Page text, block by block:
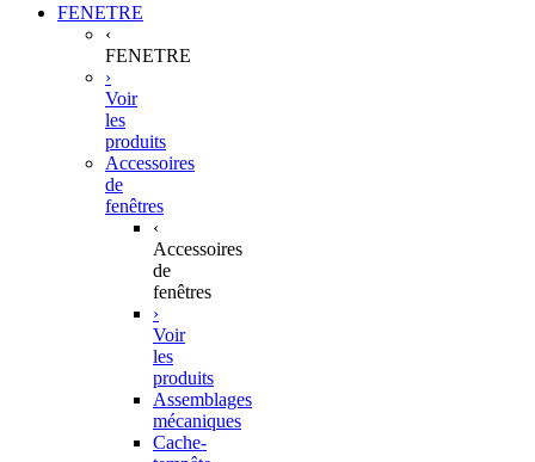
FENETRE
‹
FENETRE
›
Voir
les
produits
Accessoires
de
fenêtres
‹
Accessoires
de
fenêtres
›
Voir
les
produits
Assemblages
mécaniques
Cache-